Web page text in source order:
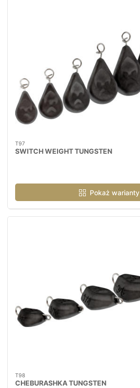
T97
SWITCH WEIGHT TUNGSTEN
Pokaż warianty
T98
CHEBURASHKA TUNGSTEN